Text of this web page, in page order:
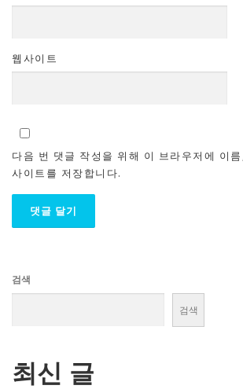
웹사이트
다음 번 댓글 작성을 위해 이 브라우저에 이
사이트를 저장합니다.
검색
검색
최신 글